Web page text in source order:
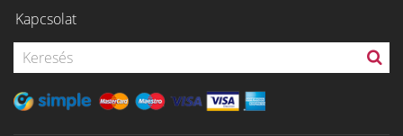
Kapcsolat